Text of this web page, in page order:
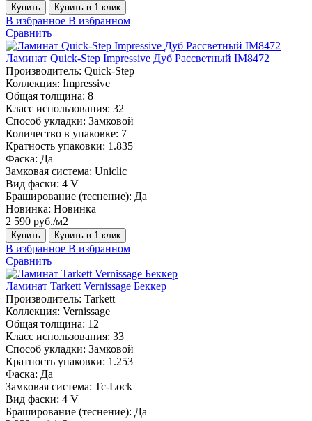
Купить Купить в 1 клик
В избранное В избранном
Сравнить
Ламинат Quick-Step Impressive Дуб Рассветный IM8472
Производитель: Quick-Step
Коллекция: Impressive
Общая толщина: 8
Класс использования: 32
Способ укладки: Замковой
Количество в упаковке: 7
Кратность упаковки: 1.835
Фаска: Да
Замковая система: Uniclic
Вид фаски: 4 V
Браширование (теснение): Да
Новинка: Новинка
2 590 руб./м2
Купить Купить в 1 клик
В избранное В избранном
Сравнить
Ламинат Tarkett Vernissage Беккер
Производитель: Tarkett
Коллекция: Vernissage
Общая толщина: 12
Класс использования: 33
Способ укладки: Замковой
Кратность упаковки: 1.253
Фаска: Да
Замковая система: Tc-Lock
Вид фаски: 4 V
Браширование (теснение): Да